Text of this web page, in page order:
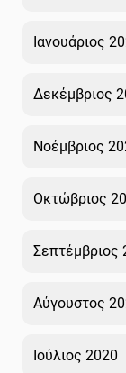
Ιανουάριος
Δεκέμβριος
Νοέμβριος
Οκτώβριος
Σεπτέμβριος
Αύγουστος
Ιούλιος 2020